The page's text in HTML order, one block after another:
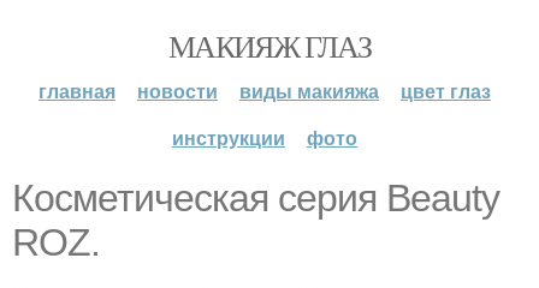
МАКИЯЖ ГЛАЗ
главная новости виды макияжа
цвет глаз
инструкции
фото
Косметическая серия Beauty
ROZ.